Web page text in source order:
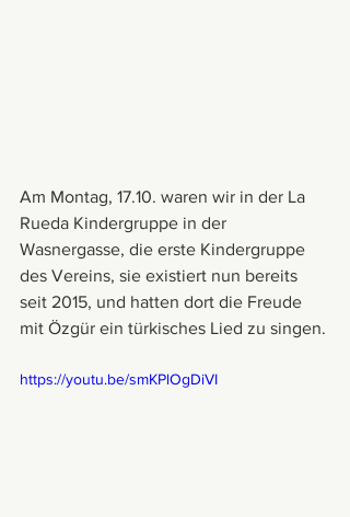
Am Montag, 17.10. waren wir in der La
Rueda Kindergruppe in der
Wasnergasse, die erste Kindergruppe
des Vereins, sie existiert nun bereits
seit 2015, und hatten dort die Freude
mit Özgür ein türkisches Lied zu singen.
https://youtu.be/smKPlOgDiVI